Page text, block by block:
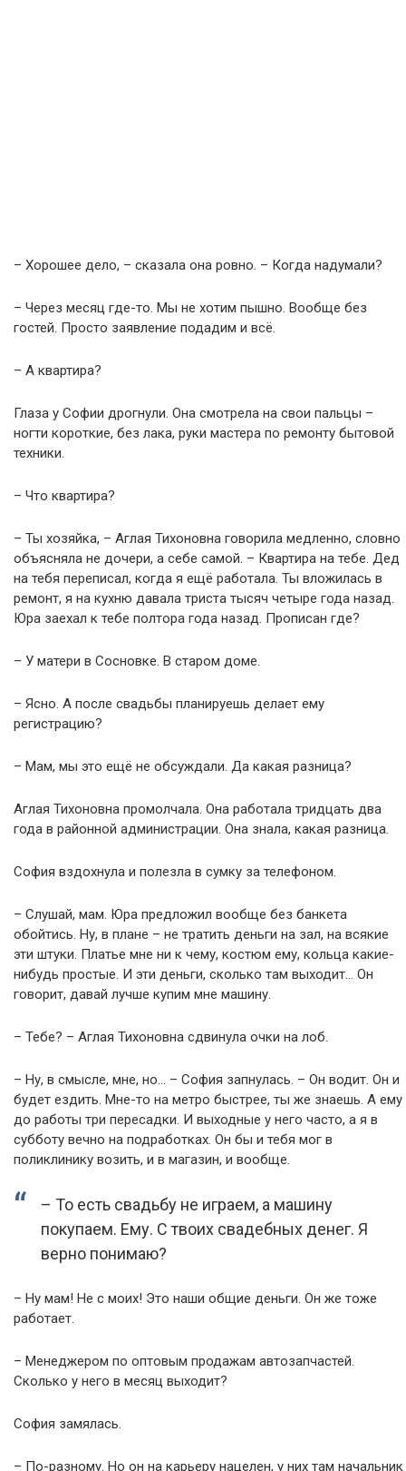
– Хорошее дело, – сказала она ровно. – Когда надумали?
– Через месяц где-то. Мы не хотим пышно. Вообще без
гостей. Просто заявление подадим и всё.
– А квартира?
Глаза у Софии дрогнули. Она смотрела на свои пальцы –
ногти короткие, без лака, руки мастера по ремонту бытовой
техники.
– Что квартира?
– Ты хозяйка, – Аглая Тихоновна говорила медленно, словно
объясняла не дочери, а себе самой. – Квартира на тебе. Дед
на тебя переписал, когда я ещё работала. Ты вложилась в
ремонт, я на кухню давала триста тысяч четыре года назад.
Юра заехал к тебе полтора года назад. Прописан где?
– У матери в Сосновке. В старом доме.
– Ясно. А после свадьбы планируешь делает ему
регистрацию?
– Мам, мы это ещё не обсуждали. Да какая разница?
Аглая Тихоновна промолчала. Она работала тридцать два
года в районной администрации. Она знала, какая разница.
София вздохнула и полезла в сумку за телефоном.
– Слушай, мам. Юра предложил вообще без банкета
обойтись. Ну, в плане – не тратить деньги на зал, на всякие
эти штуки. Платье мне ни к чему, костюм ему, кольца какие-
нибудь простые. И эти деньги, сколько там выходит… Он
говорит, давай лучше купим мне машину.
– Тебе? – Аглая Тихоновна сдвинула очки на лоб.
– Ну, в смысле, мне, но… – София запнулась. – Он водит. Он и
будет ездить. Мне-то на метро быстрее, ты же знаешь. А ему
до работы три пересадки. И выходные у него часто, а я в
субботу вечно на подработках. Он бы и тебя мог в
поликлинику возить, и в магазин, и вообще.
– То есть свадьбу не играем, а машину
покупаем. Ему. С твоих свадебных денег. Я
верно понимаю?
– Ну мам! Не с моих! Это наши общие деньги. Он же тоже
работает.
– Менеджером по оптовым продажам автозапчастей.
Сколько у него в месяц выходит?
София замялась.
– По-разному. Но он на карьеру нацелен, у них там начальник